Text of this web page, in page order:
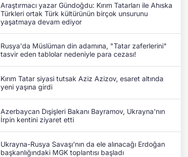
Araştırmacı yazar Gündoğdu: Kırım Tatarları ile Ahıska
Türkleri ortak Türk kültürünün birçok unsurunu
yaşatmaya devam ediyor
Rusya'da Müslüman din adamına, "Tatar zaferlerini"
tasvir eden tablolar nedeniyle para cezası!
Kırım Tatar siyasi tutsak Aziz Azizov, esaret altında
yeni yaşına girdi
Azerbaycan Dışişleri Bakanı Bayramov, Ukrayna'nın
İrpin kentini ziyaret etti
Ukrayna-Rusya Savaşı'nın da ele alınacağı Erdoğan
başkanlığındaki MGK toplantısı başladı